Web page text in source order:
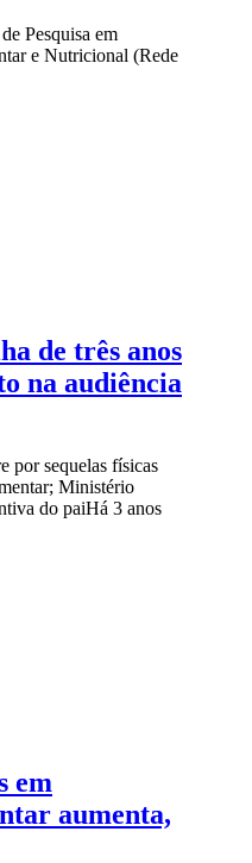
Pesquisa em
e Nutricional (Rede
de três anos
na audiência
por sequelas físicas
Ministério
do paiHá 3 anos
em
aumenta,